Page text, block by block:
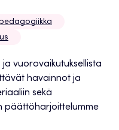
vuorovaikutuksellista
havainnot ja
sekä
päättöharjoittelumme